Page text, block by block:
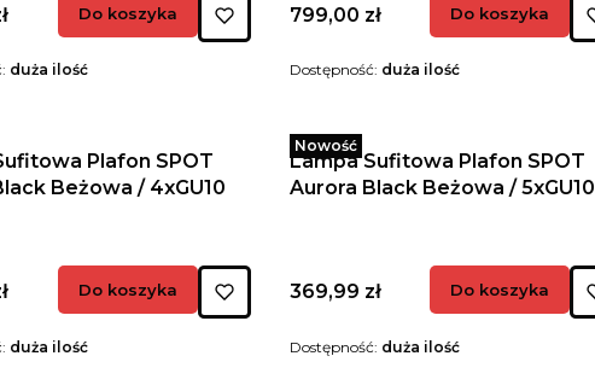
Do koszyka
duża ilość
Cena
799,00 zł Do koszyka
Dostępność: duża ilość
Plafon SPOT
Beżowa / 4xGU10
Do koszyka
duża ilość
Nowość
Lampa Sufitowa Plafon SPOT
Aurora Black Beżowa / 5xGU10
Cena
369,99 zł Do koszyka
Dostępność: duża ilość